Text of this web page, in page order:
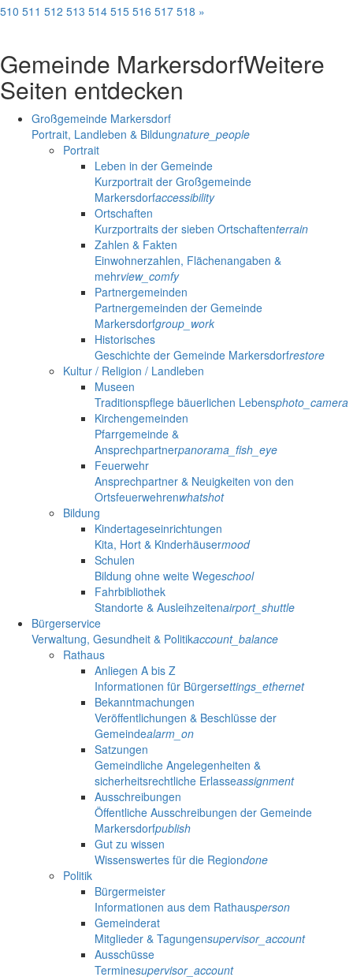
510 511 512 513 514 515 516 517 518 »
Gemeinde MarkersdorfWeitere
Seiten entdecken
Großgemeinde Markersdorf
Portrait, Landleben & Bildungnature_people
Portrait
Leben in der Gemeinde
Kurzportrait der Großgemeinde
Markersdorfaccessibility
Ortschaften
Kurzportraits der sieben Ortschaftenterrain
Zahlen & Fakten
Einwohnerzahlen, Flächenangaben &
mehrview_comfy
Partnergemeinden
Partnergemeinden der Gemeinde
Markersdorfgroup_work
Historisches
Geschichte der Gemeinde Markersdorfrestore
Kultur / Religion / Landleben
Museen
Traditionspflege bäuerlichen Lebensphoto_camera
Kirchengemeinden
Pfarrgemeinde &
Ansprechpartnerpanorama_fish_eye
Feuerwehr
Ansprechpartner & Neuigkeiten von den
Ortsfeuerwehrenwhatshot
Bildung
Kindertageseinrichtungen
Kita, Hort & Kinderhäusermood
Schulen
Bildung ohne weite Wegeschool
Fahrbibliothek
Standorte & Ausleihzeitenairport_shuttle
Bürgerservice
Verwaltung, Gesundheit & Politikaccount_balance
Rathaus
Anliegen A bis Z
Informationen für Bürgersettings_ethernet
Bekanntmachungen
Veröffentlichungen & Beschlüsse der
Gemeindealarm_on
Satzungen
Gemeindliche Angelegenheiten &
sicherheitsrechtliche Erlasseassignment
Ausschreibungen
Öffentliche Ausschreibungen der Gemeinde
Markersdorfpublish
Gut zu wissen
Wissenswertes für die Regiondone
Politik
Bürgermeister
Informationen aus dem Rathausperson
Gemeinderat
Mitglieder & Tagungensupervisor_account
Ausschüsse
Terminesupervisor_account